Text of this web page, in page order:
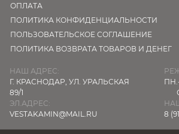
ОПЛАТА
ПОЛИТИКА КОНФИДЕНЦИАЛЬНОСТИ
ПОЛЬЗОВАТЕЛЬСКОЕ СОГЛАШЕНИЕ
ПОЛИТИКА ВОЗВРАТА ТОВАРОВ И ДЕНЕГ
НАШ АДРЕС:
Г. КРАСНОДАР, УЛ. УРАЛЬСКАЯ
89/1
ЭЛ.АДРЕС:
VESTAKAMIN@MAIL.RU
8